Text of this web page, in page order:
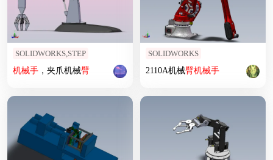
SOLIDWORKS,STEP
机械手，夹爪机械臂
SOLIDWORKS
2110A机械臂机械手